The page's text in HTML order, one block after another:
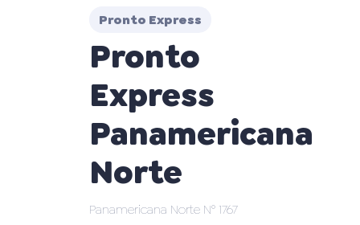
Pronto Express
Pronto
Express
Panamericana
Norte
Panamericana Norte N° 1767